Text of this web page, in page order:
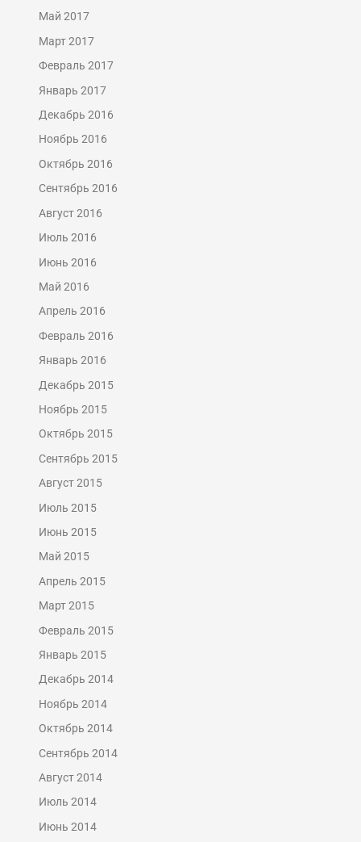
Май 2017
Март 2017
Февраль 2017
Январь 2017
Декабрь 2016
Ноябрь 2016
Октябрь 2016
Сентябрь 2016
Август 2016
Июль 2016
Июнь 2016
Май 2016
Апрель 2016
Февраль 2016
Январь 2016
Декабрь 2015
Ноябрь 2015
Октябрь 2015
Сентябрь 2015
Август 2015
Июль 2015
Июнь 2015
Май 2015
Апрель 2015
Март 2015
Февраль 2015
Январь 2015
Декабрь 2014
Ноябрь 2014
Октябрь 2014
Сентябрь 2014
Август 2014
Июль 2014
Июнь 2014